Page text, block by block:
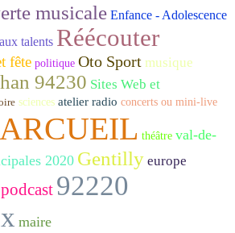
musicale Enfance - Adolescence
talents Réécouter
fête politique Oto Sport musique
94230 Sites Web et
sciences atelier radio concerts ou mini-live
théâtre val-de-
2020 Gentilly europe
92220
maire